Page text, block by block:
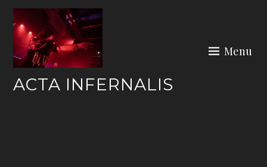
Skip
content
ACTA INFERNALIS
Menu